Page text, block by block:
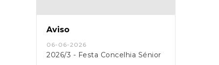
Aviso
06-06-2026
2026/3 - Festa Concelhia Sénior